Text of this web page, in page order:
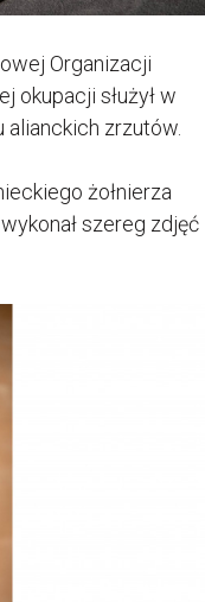
Organizacji
okupacji służył w
zrzutów.
żołnierza
szereg zdjęć